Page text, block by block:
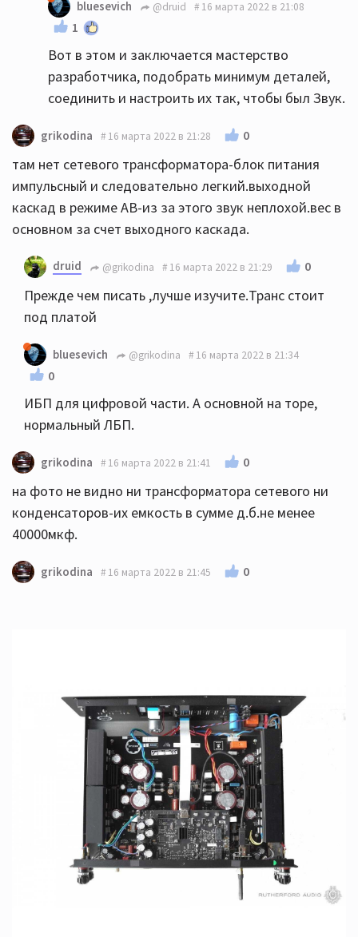
bluesevich @druid 16 марта 2022 в 21:08
1
Вот в этом и заключается мастерство
разработчика, подобрать минимум деталей,
соединить и настроить их так, чтобы был Звук.
grikodina 16 марта 2022 в 21:28 0
там нет сетевого трансформатора-блок питания
импульсный и следовательно легкий.выходной
каскад в режиме АВ-из за этого звук неплохой.вес в
основном за счет выходного каскада.
druid @grikodina 16 марта 2022 в 21:29 0
Прежде чем писать ,лучше изучите.Транс стоит
под платой
bluesevich @grikodina 16 марта 2022 в 21:34
0
ИБП для цифровой части. А основной на торе,
нормальный ЛБП.
grikodina 16 марта 2022 в 21:41 0
на фото не видно ни трансформатора сетевого ни
конденсаторов-их емкость в сумме д.б.не менее
40000мкф.
grikodina 16 марта 2022 в 21:45 0